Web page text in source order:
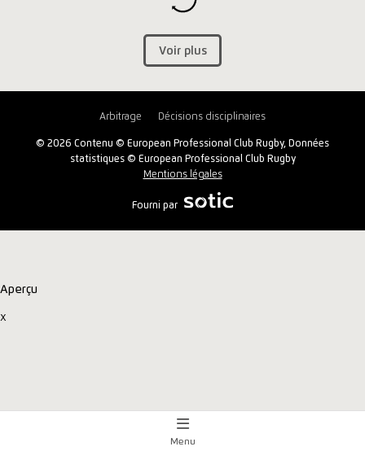
Voir plus
Arbitrage Décisions disciplinaires
© 2026 Contenu © European Professional Club Rugby, Données
statistiques © European Professional Club Rugby
Mentions légales
Fourni par
Aperçu
x
Menu